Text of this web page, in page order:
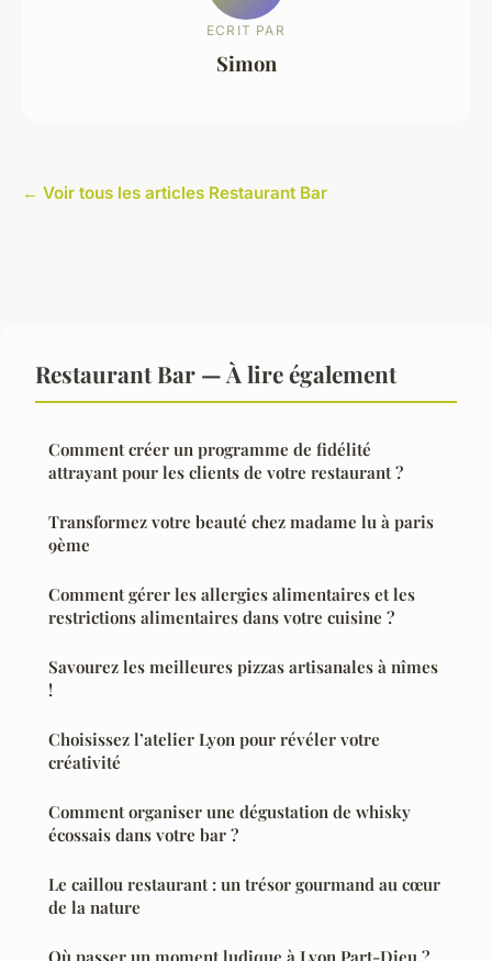
ECRIT PAR
Simon
← Voir tous les articles Restaurant Bar
Restaurant Bar — À lire également
Comment créer un programme de fidélité
attrayant pour les clients de votre restaurant ?
Transformez votre beauté chez madame lu à paris
9ème
Comment gérer les allergies alimentaires et les
restrictions alimentaires dans votre cuisine ?
Savourez les meilleures pizzas artisanales à nîmes
!
Choisissez l’atelier Lyon pour révéler votre
créativité
Comment organiser une dégustation de whisky
écossais dans votre bar ?
Le caillou restaurant : un trésor gourmand au cœur
de la nature